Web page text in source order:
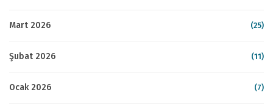
Mart 2026 (25)
Şubat 2026 (11)
Ocak 2026 (7)